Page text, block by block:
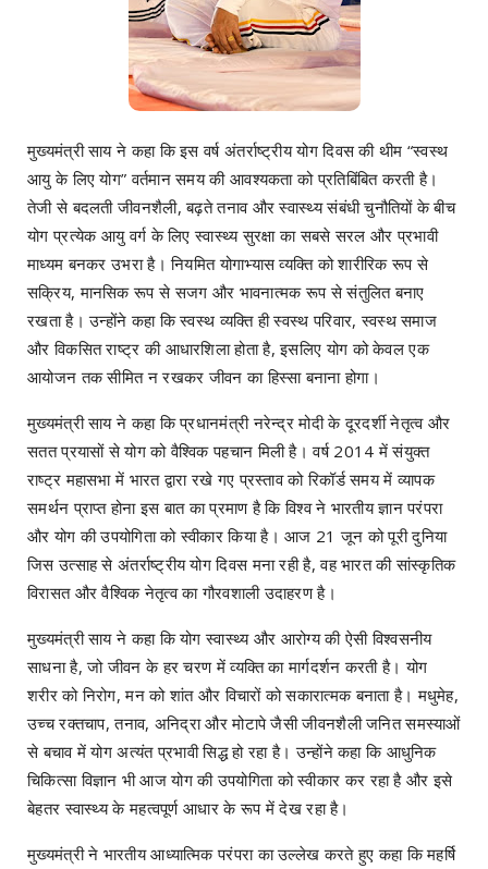
मुख्यमंत्री साय ने कहा कि इस वर्ष अंतर्राष्ट्रीय योग दिवस की थीम “स्वस्थ
आयु के लिए योग” वर्तमान समय की आवश्यकता को प्रतिबिंबित करती है।
तेजी से बदलती जीवनशैली, बढ़ते तनाव और स्वास्थ्य संबंधी चुनौतियों के बीच
योग प्रत्येक आयु वर्ग के लिए स्वास्थ्य सुरक्षा का सबसे सरल और प्रभावी
माध्यम बनकर उभरा है। नियमित योगाभ्यास व्यक्ति को शारीरिक रूप से
सक्रिय, मानसिक रूप से सजग और भावनात्मक रूप से संतुलित बनाए
रखता है। उन्होंने कहा कि स्वस्थ व्यक्ति ही स्वस्थ परिवार, स्वस्थ समाज
और विकसित राष्ट्र की आधारशिला होता है, इसलिए योग को केवल एक
आयोजन तक सीमित न रखकर जीवन का हिस्सा बनाना होगा।
मुख्यमंत्री साय ने कहा कि प्रधानमंत्री नरेन्द्र मोदी के दूरदर्शी नेतृत्व और
सतत प्रयासों से योग को वैश्विक पहचान मिली है। वर्ष 2014 में संयुक्त
राष्ट्र महासभा में भारत द्वारा रखे गए प्रस्ताव को रिकॉर्ड समय में व्यापक
समर्थन प्राप्त होना इस बात का प्रमाण है कि विश्व ने भारतीय ज्ञान परंपरा
और योग की उपयोगिता को स्वीकार किया है। आज 21 जून को पूरी दुनिया
जिस उत्साह से अंतर्राष्ट्रीय योग दिवस मना रही है, वह भारत की सांस्कृतिक
विरासत और वैश्विक नेतृत्व का गौरवशाली उदाहरण है।
मुख्यमंत्री साय ने कहा कि योग स्वास्थ्य और आरोग्य की ऐसी विश्वसनीय
साधना है, जो जीवन के हर चरण में व्यक्ति का मार्गदर्शन करती है। योग
शरीर को निरोग, मन को शांत और विचारों को सकारात्मक बनाता है। मधुमेह,
उच्च रक्तचाप, तनाव, अनिद्रा और मोटापे जैसी जीवनशैली जनित समस्याओं
से बचाव में योग अत्यंत प्रभावी सिद्ध हो रहा है। उन्होंने कहा कि आधुनिक
चिकित्सा विज्ञान भी आज योग की उपयोगिता को स्वीकार कर रहा है और इसे
बेहतर स्वास्थ्य के महत्वपूर्ण आधार के रूप में देख रहा है।
मुख्यमंत्री ने भारतीय आध्यात्मिक परंपरा का उल्लेख करते हुए कहा कि महर्षि